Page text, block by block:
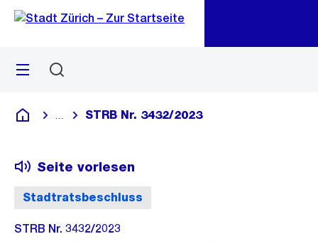
Navigation
Sprunglink
Menü
Deutsch
Blende alle Breadcrumbs ein
STRB Nr. 3432/2023
Stadtratsbeschluss
Seite vorlesen
STRB Nr. 3432/2023